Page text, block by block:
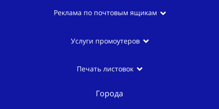
Реклама по почтовым ящикам
Услуги промоутеров
Печать листовок
Города